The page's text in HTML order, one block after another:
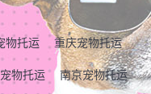
物托运
重庆宠物托运
物托运
南京宠物托运